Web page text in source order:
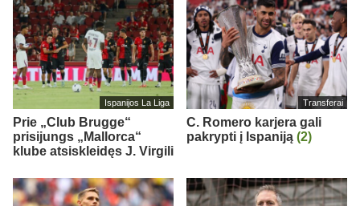
Ispanijos La Liga
Prie „Club Brugge“
prisijungs „Mallorca“
klube atsiskleidęs J. Virgili
Transferai
C. Romero karjera gali
pakrypti į Ispaniją (2)